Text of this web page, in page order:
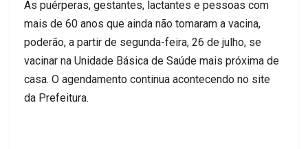
As puérperas, gestantes, lactantes e pessoas com
mais de 60 anos que ainda não tomaram a vacina,
poderão, a partir de segunda-feira, 26 de julho, se
vacinar na Unidade Básica de Saúde mais próxima de
casa. O agendamento continua acontecendo no site
da Prefeitura.